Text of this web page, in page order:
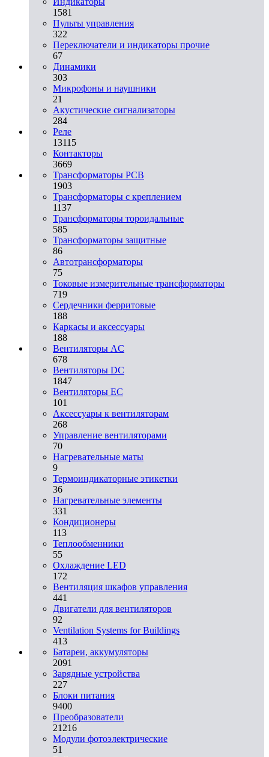
1581
Пульты управления
322
Переключатели и индикаторы прочие
67
Динамики
303
Микрофоны и наушники
21
Акустические сигнализаторы
284
Реле
13115
Контакторы
3669
Трансформаторы PCB
1903
Трансформаторы с креплением
1137
Трансформаторы тороидальные
585
Трансформаторы защитные
86
Автотрансформаторы
75
Токовые измерительные трансформаторы
719
Сердечники ферритовые
188
Каркасы и аксессуары
188
Вентиляторы AC
678
Вентиляторы DC
1847
Вентиляторы EC
101
Аксессуары к вентиляторам
268
Управление вентиляторами
70
Нагревательные маты
9
Термоиндикаторные этикетки
36
Нагревательные элементы
331
Кондиционеры
113
Теплообменники
55
Охлаждение LED
172
Вентиляция шкафов управления
441
Двигатели для вентиляторов
92
Ventilation Systems for Buildings
413
Батареи, аккумуляторы
2091
Зарядные устройства
227
Блоки питания
9400
Преобразователи
21216
Модули фотоэлектрические
51